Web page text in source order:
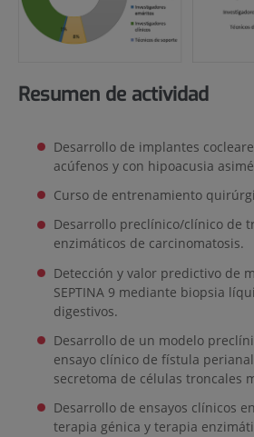
Resumen de actividad
Desarrollo de implantes
acúfenos y con hipoacusia
Curso de entrenamiento
Desarrollo preclínico/clínico de
enzimáticos de carcinomatosis.
Detección y valor predictivo de
SEPTINA 9 mediante biopsia
digestivos.
Desarrollo de un modelo
ensayo clínico de fístula
secretoma de células troncales
Desarrollo de ensayos clínicos
terapia génica y terapia